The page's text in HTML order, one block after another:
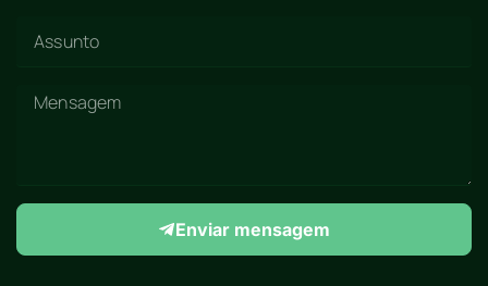
Enviar mensagem